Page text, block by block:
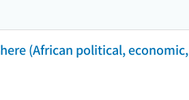
(African political, economic,